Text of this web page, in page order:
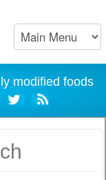
modified foods